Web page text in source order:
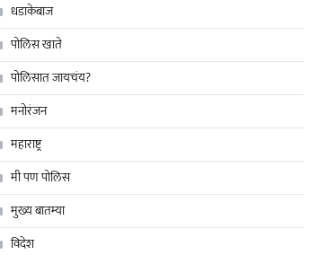
धडाकेबाज
पोलिस खाते
पोलिसात जायचंय?
मनोरंजन
महाराष्ट्र
मी पण पोलिस
मुख्य बातम्या
विदेश